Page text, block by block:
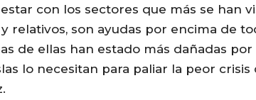
con los sectores que más se han
relativos, son ayudas por encima de
de ellas han estado más dañadas
lo necesitan para paliar la peor